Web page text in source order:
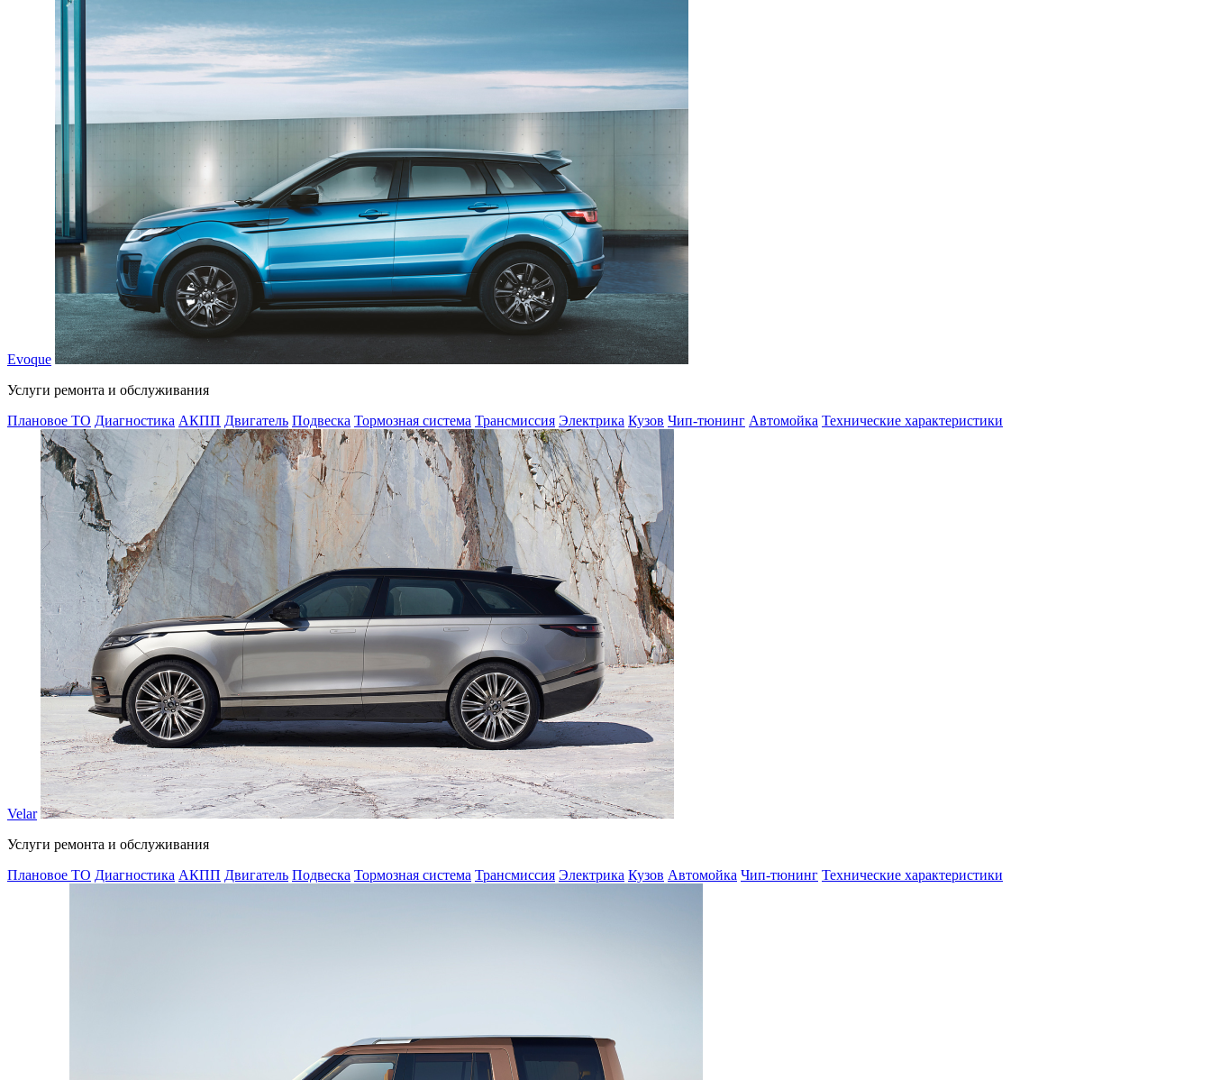
Evoque
Услуги ремонта и обслуживания
Плановое ТО Диагностика АКПП Двигатель Подвеска Тормозная система Трансмиссия Электрика Кузов Чип-тюнинг Автомойка Технические характеристики
Velar
Услуги ремонта и обслуживания
Плановое ТО Диагностика АКПП Двигатель Подвеска Тормозная система Трансмиссия Электрика Кузов Автомойка Чип-тюнинг Технические характеристики